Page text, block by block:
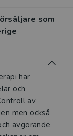
som
har
och
av
men också
avgörande